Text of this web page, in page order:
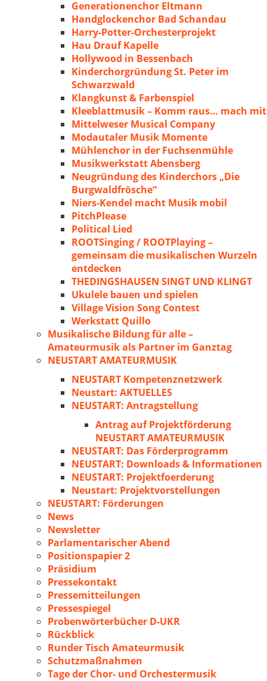
Generationenchor Eltmann
Handglockenchor Bad Schandau
Harry-Potter-Orchesterprojekt
Hau Drauf Kapelle
Hollywood in Bessenbach
Kinderchorgründung St. Peter im
Schwarzwald
Klangkunst & Farbenspiel
Kleeblattmusik – Komm raus… mach mit
Mittelweser Musical Company
Modautaler Musik Momente
Mühlenchor in der Fuchsenmühle
Musikwerkstatt Abensberg
Neugründung des Kinderchors „Die
Burgwaldfrösche“
Niers-Kendel macht Musik mobil
PitchPlease
Political Lied
ROOTSinging / ROOTPlaying –
gemeinsam die musikalischen Wurzeln
entdecken
THEDINGSHAUSEN SINGT UND KLINGT
Ukulele bauen und spielen
Village Vision Song Contest
Werkstatt Quillo
Musikalische Bildung für alle –
Amateurmusik als Partner im Ganztag
NEUSTART AMATEURMUSIK
NEUSTART Kompetenznetzwerk
Neustart: AKTUELLES
NEUSTART: Antragstellung
Antrag auf Projektförderung
NEUSTART AMATEURMUSIK
NEUSTART: Das Förderprogramm
NEUSTART: Downloads & Informationen
NEUSTART: Projektfoerderung
Neustart: Projektvorstellungen
NEUSTART: Förderungen
News
Newsletter
Parlamentarischer Abend
Positionspapier 2
Präsidium
Pressekontakt
Pressemitteilungen
Pressespiegel
Probenwörterbücher D-UKR
Rückblick
Runder Tisch Amateurmusik
Schutzmaßnahmen
Tage der Chor- und Orchestermusik